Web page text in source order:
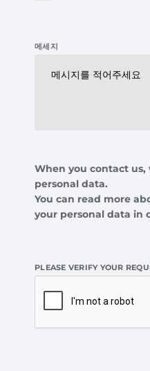
메세지
When you contact us,
personal data.
You can read more
your personal data in
PLEASE VERIFY YOUR